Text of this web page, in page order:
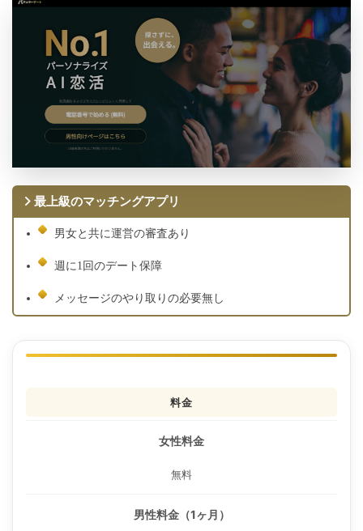
最上級のマッチングアプリ
男女と共に運営の審査あり
週に1回のデート保障
メッセージのやり取りの必要無し
料金
女性料金
無料
男性料金（1ヶ月）